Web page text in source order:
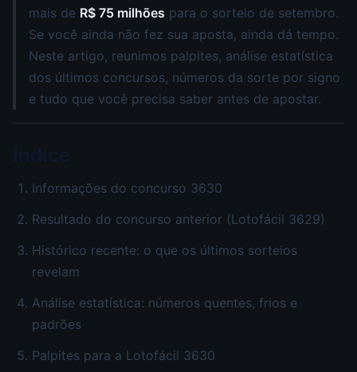
mais de R$ 75 milhões para o sorteio de setembro.
Se você ainda não fez sua aposta, ainda dá tempo.
Neste artigo, reunimos palpites, análise estatística
dos últimos concursos, números da sorte por signo
e tudo que você precisa saber antes de apostar.
Informações do concurso 3630
Resultado do concurso anterior (Lotofácil 3629)
Histórico recente: o que os últimos sorteios
revelam
Análise estatística: números quentes, frios e
padrões
Palpites para a Lotofácil 3630